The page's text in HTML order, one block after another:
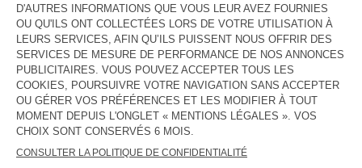
DESCRIPTION
TAILLE ET COUPE